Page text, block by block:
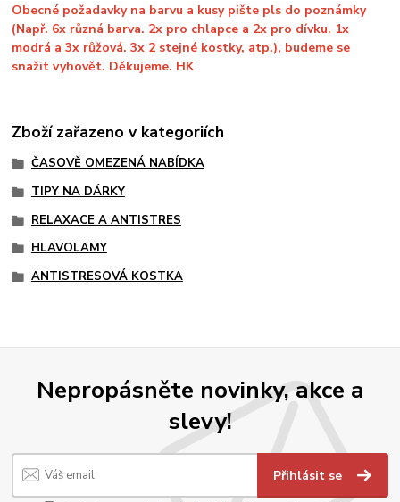
Obecné požadavky na barvu a kusy pište pls do poznámky
(Např. 6x různá barva. 2x pro chlapce a 2x pro dívku. 1x
modrá a 3x růžová. 3x 2 stejné kostky, atp.), budeme se
snažit vyhovět. Děkujeme. HK
Zboží zařazeno v kategoriích
ČASOVĚ OMEZENÁ NABÍDKA
TIPY NA DÁRKY
RELAXACE A ANTISTRES
HLAVOLAMY
ANTISTRESOVÁ KOSTKA
Nepropásněte novinky, akce a
slevy!
Přihlásit se